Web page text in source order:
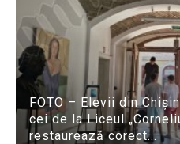
FOTO – Elevii din
cei de la Liceul
restaurează corect...